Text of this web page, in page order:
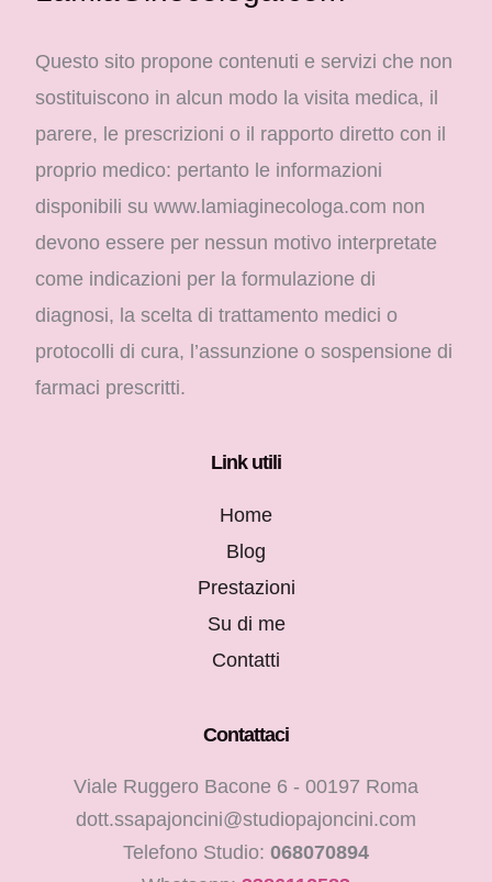
Questo sito propone contenuti e servizi che non
sostituiscono in alcun modo la visita medica, il
parere, le prescrizioni o il rapporto diretto con il
proprio medico: pertanto le informazioni
disponibili su www.lamiaginecologa.com non
devono essere per nessun motivo interpretate
come indicazioni per la formulazione di
diagnosi, la scelta di trattamento medici o
protocolli di cura, l’assunzione o sospensione di
farmaci prescritti.
Link utili
Home
Blog
Prestazioni
Su di me
Contatti
Contattaci
Viale Ruggero Bacone 6 - 00197 Roma
dott.ssapajoncini@studiopajoncini.com
Telefono Studio: 068070894